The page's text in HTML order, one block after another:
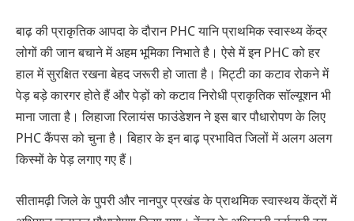
बाढ़ की प्राकृतिक आपदा के दौरान PHC यानि प्राथमिक स्वास्थ्य केंद्र
लोगों की जान बचाने में अहम भूमिका निभाते है। ऐसे में इन PHC को हर
हाल में सुरक्षित रखना बेहद जरूरी हो जाता है। मिट्टी का कटाव रोकने में
पेड़ बड़े कारगर होते हैं और पेड़ों को कटाव निरोधी प्राकृतिक सॉल्यूशन भी
माना जाता है। लिहाजा रिलायंस फाउंडेशन ने इस बार पौधारोपण के लिए
PHC कैंपस को चुना है। बिहार के इन बाढ़ प्रभावित जिलों में अलग अलग
किस्मों के पेड़ लगाए गए हैं।
सीतामढ़ी जिले के पुपरी और नानपुर प्रखंड के प्राथमिक स्वास्थय केंद्रों में